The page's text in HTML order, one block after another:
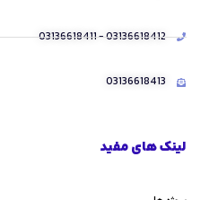
03136618412 - 03136618411
03136618413
لینک های مفید